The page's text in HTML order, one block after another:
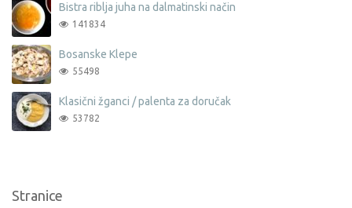
Bistra riblja juha na dalmatinski način
141834
Bosanske Klepe
55498
Klasični žganci / palenta za doručak
53782
Stranice